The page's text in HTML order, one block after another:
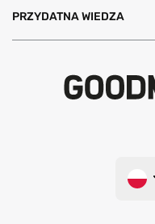
PRZYDATNA WIEDZA